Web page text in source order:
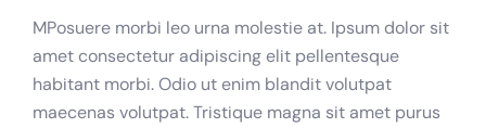
MPosuere morbi leo urna molestie at. Ipsum dolor sit
amet consectetur adipiscing elit pellentesque
habitant morbi. Odio ut enim blandit volutpat
maecenas volutpat. Tristique magna sit amet purus